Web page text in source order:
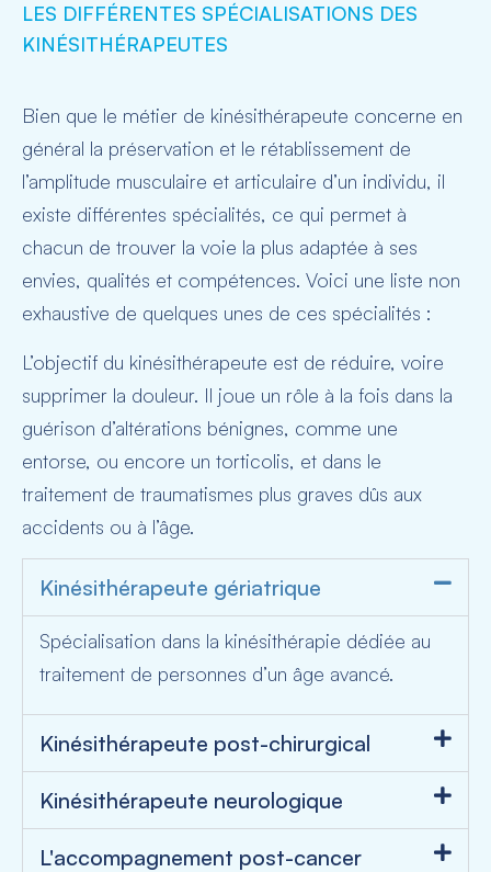
LES DIFFÉRENTES SPÉCIALISATIONS DES
KINÉSITHÉRAPEUTES
Bien que le métier de kinésithérapeute concerne en
général la préservation et le rétablissement de
l’amplitude musculaire et articulaire d’un individu, il
existe différentes spécialités, ce qui permet à
chacun de trouver la voie la plus adaptée à ses
envies, qualités et compétences. Voici une liste non
exhaustive de quelques unes de ces spécialités :
L’objectif du kinésithérapeute est de réduire, voire
supprimer la douleur. Il joue un rôle à la fois dans la
guérison d’altérations bénignes, comme une
entorse, ou encore un torticolis, et dans le
traitement de traumatismes plus graves dûs aux
accidents ou à l’âge.
Kinésithérapeute gériatrique
Spécialisation dans la kinésithérapie dédiée au
traitement de personnes d’un âge avancé.
Kinésithérapeute post-chirurgical
Kinésithérapeute neurologique
L'accompagnement post-cancer